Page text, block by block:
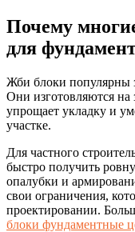
Почему
для
Жби блоки популярны
Они изготовляются на
упрощает укладку и
участке.
Для частного
быстро получить
опалубки и
свои ограничения,
проектировании.
блоки фундаментные